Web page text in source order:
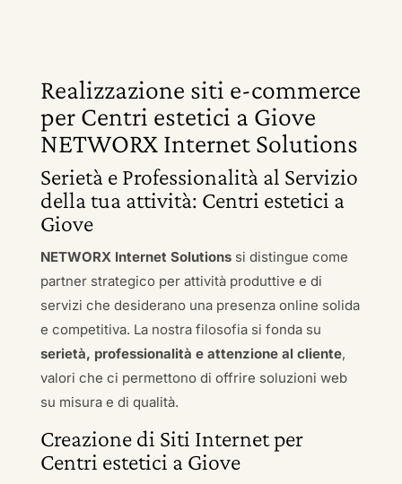
Realizzazione siti e-commerce
per Centri estetici a Giove
NETWORX Internet Solutions
Serietà e Professionalità al Servizio
della tua attività: Centri estetici a
Giove
NETWORX Internet Solutionssi distingue come
partner strategico per attività produttive e di
servizi che desiderano una presenza online solida
e competitiva. La nostra filosofia si fonda su
serietà, professionalità e attenzione al cliente,
valori che ci permettono di offrire soluzioni web
su misura e di qualità.
Creazione di Siti Internet per
Centri estetici a Giove